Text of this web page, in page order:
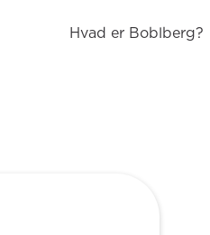
Hvad er Boblberg?